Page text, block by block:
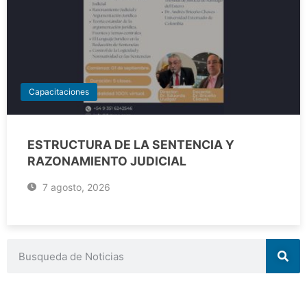
Capacitaciones
ESTRUCTURA DE LA SENTENCIA Y
RAZONAMIENTO JUDICIAL
7 agosto, 2026